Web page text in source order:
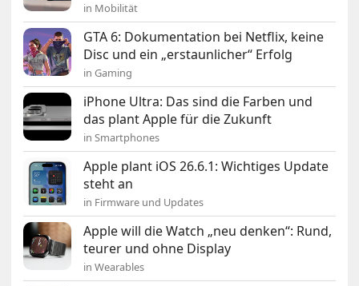
in Mobilität
GTA 6: Dokumentation bei Netflix, keine
Disc und ein „erstaunlicher“ Erfolg
in Gaming
iPhone Ultra: Das sind die Farben und
das plant Apple für die Zukunft
in Smartphones
Apple plant iOS 26.6.1: Wichtiges Update
steht an
in Firmware und Updates
Apple will die Watch „neu denken“: Rund,
teurer und ohne Display
in Wearables